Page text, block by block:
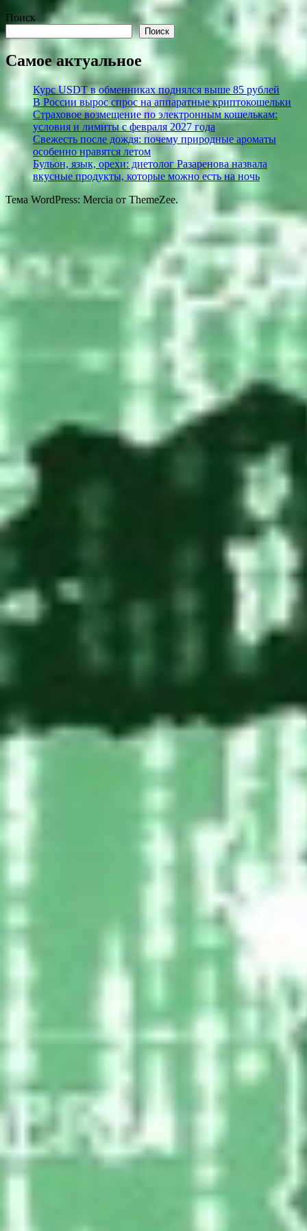
Поиск
Поиск
Самое актуальное
Курс USDT в обменниках поднялся выше 85 рублей
В России вырос спрос на аппаратные криптокошельки
Страховое возмещение по электронным кошелькам:
условия и лимиты с февраля 2027 года
Свежесть после дождя: почему природные ароматы
особенно нравятся летом
Бульон, язык, орехи: диетолог Разаренова назвала
вкусные продукты, которые можно есть на ночь
Тема WordPress: Mercia от ThemeZee.